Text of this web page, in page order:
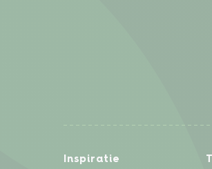
Inspiratie